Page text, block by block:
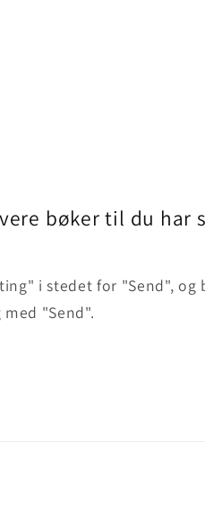
bøker til du har
i stedet for "Send", og
"Send".